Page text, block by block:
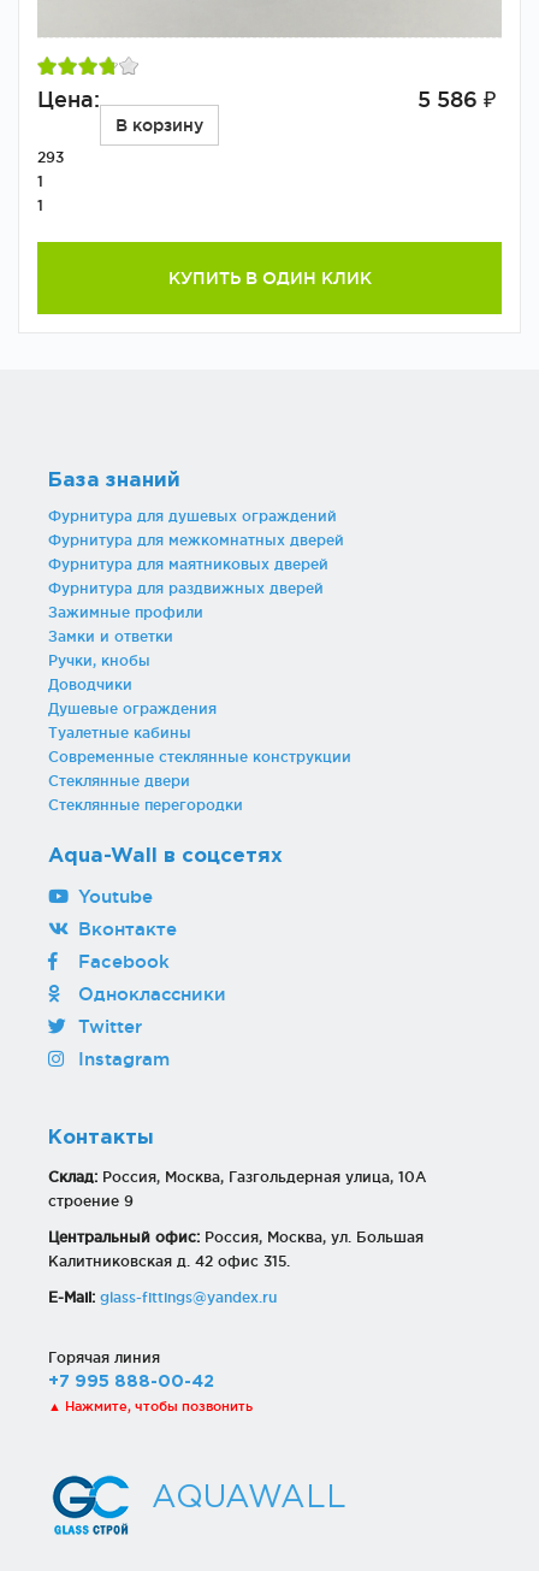
Цена: 5 586 ₽
В корзину
293
1
1
КУПИТЬ В ОДИН КЛИК
База знаний
Фурнитура для душевых ограждений
Фурнитура для межкомнатных дверей
Фурнитура для маятниковых дверей
Фурнитура для раздвижных дверей
Зажимные профили
Замки и ответки
Ручки, кнобы
Доводчики
Душевые ограждения
Туалетные кабины
Современные стеклянные конструкции
Стеклянные двери
Стеклянные перегородки
Aqua-Wall в соцсетях
Youtube
Вконтакте
Facebook
Одноклассники
Twitter
Instagram
Контакты
Склад: Россия, Москва, Газгольдерная улица, 10А
строение 9
Центральный офис: Россия, Москва, ул. Большая
Калитниковская д. 42 офис 315.
E-Mail: glass-fittings@yandex.ru
Горячая линия
+7 995 888-00-42
▲ Нажмите, чтобы позвонить
AQUAWALL